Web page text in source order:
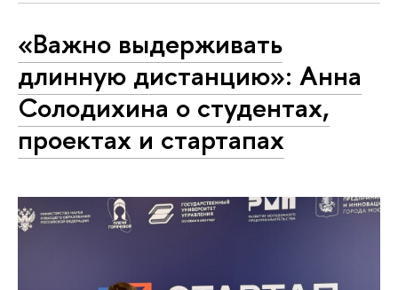
«Важно выдерживать
длинную дистанцию»: Анна
Солодихина о студентах,
проектах и стартапах